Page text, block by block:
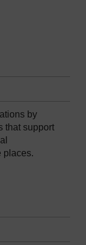
by
that support
places.